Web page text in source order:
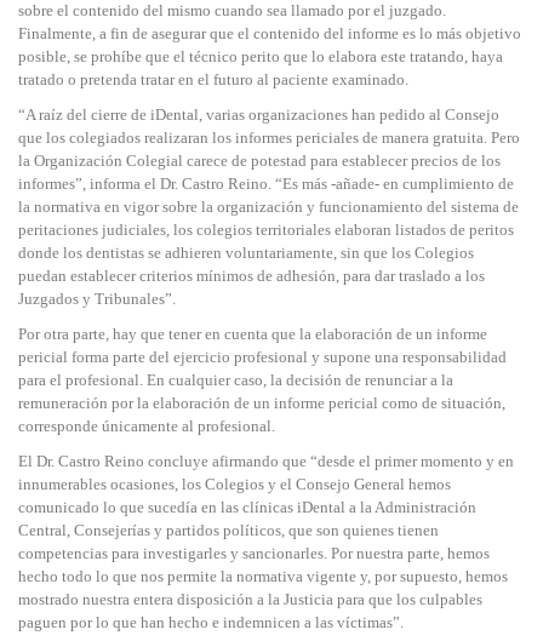
sobre el contenido del mismo cuando sea llamado por el juzgado.
Finalmente, a fin de asegurar que el contenido del informe es lo más objetivo
posible, se prohíbe que el técnico perito que lo elabora este tratando, haya
tratado o pretenda tratar en el futuro al paciente examinado.
“A raíz del cierre de iDental, varias organizaciones han pedido al Consejo
que los colegiados realizaran los informes periciales de manera gratuita. Pero
la Organización Colegial carece de potestad para establecer precios de los
informes”, informa el Dr. Castro Reino. “Es más -añade- en cumplimiento de
la normativa en vigor sobre la organización y funcionamiento del sistema de
peritaciones judiciales, los colegios territoriales elaboran listados de peritos
donde los dentistas se adhieren voluntariamente, sin que los Colegios
puedan establecer criterios mínimos de adhesión, para dar traslado a los
Juzgados y Tribunales”.
Por otra parte, hay que tener en cuenta que la elaboración de un informe
pericial forma parte del ejercicio profesional y supone una responsabilidad
para el profesional. En cualquier caso, la decisión de renunciar a la
remuneración por la elaboración de un informe pericial como de situación,
corresponde únicamente al profesional.
El Dr. Castro Reino concluye afirmando que “desde el primer momento y en
innumerables ocasiones, los Colegios y el Consejo General hemos
comunicado lo que sucedía en las clínicas iDental a la Administración
Central, Consejerías y partidos políticos, que son quienes tienen
competencias para investigarles y sancionarles. Por nuestra parte, hemos
hecho todo lo que nos permite la normativa vigente y, por supuesto, hemos
mostrado nuestra entera disposición a la Justicia para que los culpables
paguen por lo que han hecho e indemnicen a las víctimas”.